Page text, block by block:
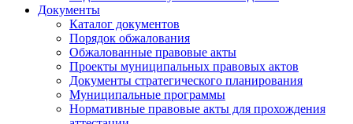
Документы
Каталог документов
Порядок обжалования
Обжалованные правовые акты
Проекты муниципальных правовых актов
Документы стратегического планирования
Муниципальные программы
Нормативные правовые акты для прохождения